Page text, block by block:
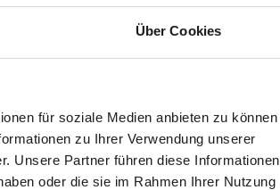
Über Cookies
für soziale Medien anbieten zu können
zu Ihrer Verwendung unserer
Unsere Partner führen diese Informationen
oder die sie im Rahmen Ihrer Nutzung